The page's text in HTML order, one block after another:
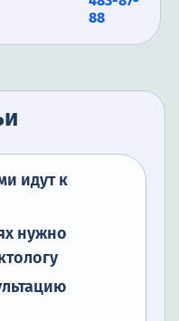
88
идут к
нужно